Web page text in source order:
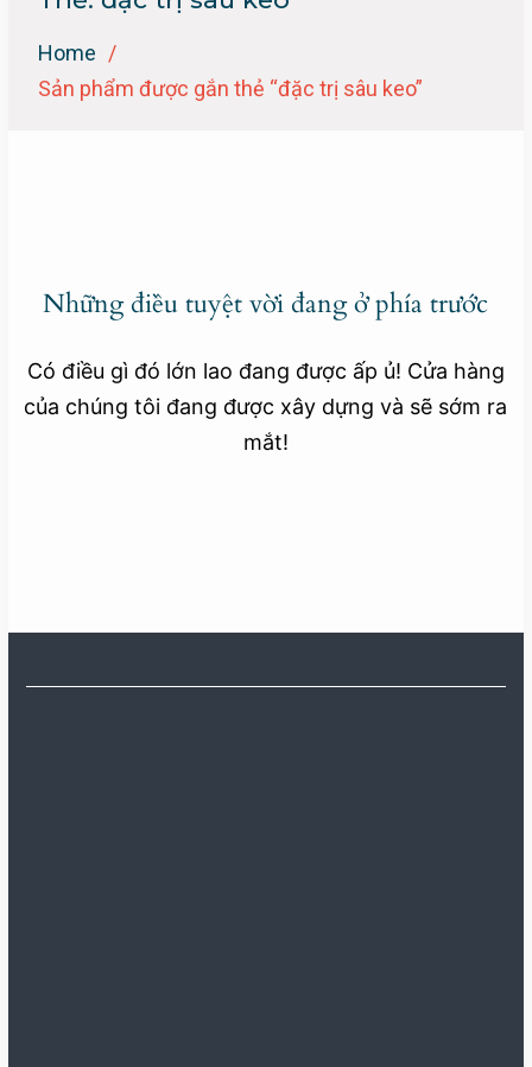
Home
Sản phẩm được gắn thẻ “đặc trị sâu keo”
Những điều tuyệt vời đang ở phía trước
Có điều gì đó lớn lao đang được ấp ủ! Cửa hàng
của chúng tôi đang được xây dựng và sẽ sớm ra
mắt!